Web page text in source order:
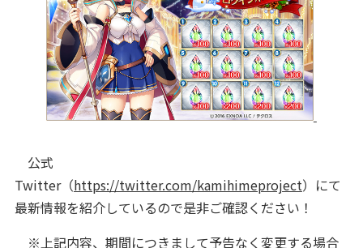
公式
Twitter（https://twitter.com/kamihimeproject）にて
最新情報を紹介しているので是非ご確認ください！
※上記内容、期間につきまして予告なく変更する場合